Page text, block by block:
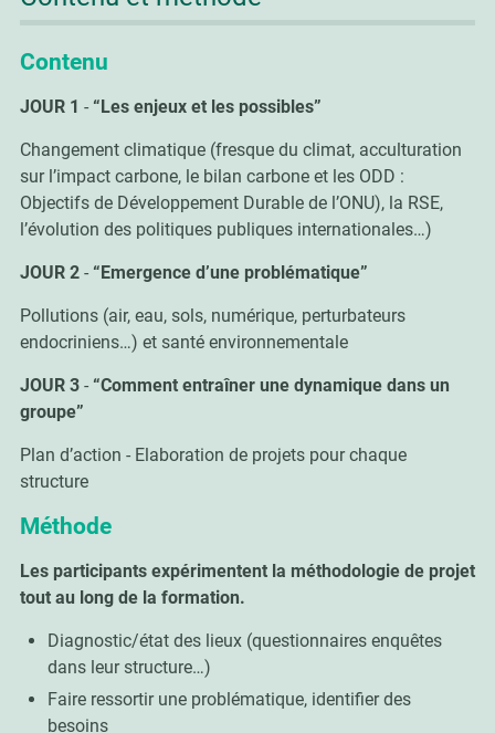
Contenu
JOUR 1 - “Les enjeux et les possibles”
Changement climatique (fresque du climat, acculturation
sur l’impact carbone, le bilan carbone et les ODD :
Objectifs de Développement Durable de l’ONU), la RSE,
l’évolution des politiques publiques internationales…)
JOUR 2 - “Emergence d’une problématique”
Pollutions (air, eau, sols, numérique, perturbateurs
endocriniens…) et santé environnementale
JOUR 3 - “Comment entraîner une dynamique dans un
groupe”
Plan d’action - Elaboration de projets pour chaque
structure
Méthode
Les participants expérimentent la méthodologie de projet
tout au long de la formation.
Diagnostic/état des lieux (questionnaires enquêtes
dans leur structure…)
Faire ressortir une problématique, identifier des
besoins